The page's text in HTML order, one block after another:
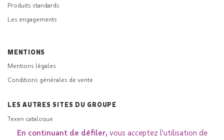
Produits standards
Les engagements
MENTIONS
Mentions légales
Conditions générales de vente
LES AUTRES SITES DU GROUPE
Texen catalogue
Explore Texen
En continuant de défiler, vous acceptez l'utilisation de